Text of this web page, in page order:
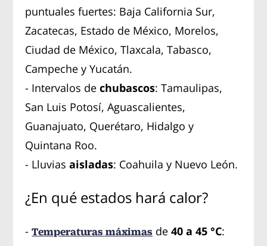
puntuales fuertes: Baja California Sur,
Zacatecas, Estado de México, Morelos,
Ciudad de México, Tlaxcala, Tabasco,
Campeche y Yucatán.
- Intervalos dechubascos: Tamaulipas,
San Luis Potosí, Aguascalientes,
Guanajuato, Querétaro, Hidalgo y
Quintana Roo.
- Lluvias aisladas: Coahuila y Nuevo León.
¿En qué estados hará calor?
-Temperaturas máximas de40 a 45 °C: